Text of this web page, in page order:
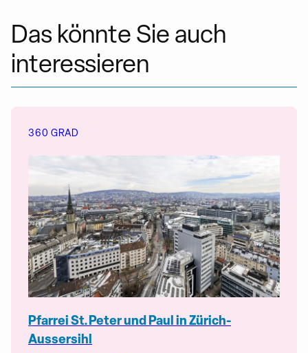
Das könnte Sie auch
interessieren
360 GRAD
Pfarrei St. Peter und Paul in Zürich-
Aussersihl